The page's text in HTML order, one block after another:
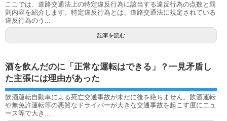
ここでは、道路交通法上の特定違反行為に該当する違反行為の点数と罰
則内容を紹介します。特定違反行為とは、道路交通法に規定されている
違反行為のう...
記事を読む
酒を飲んだのに「正常な運転はできる」？一見矛盾し
た主張には理由があった
飲酒運転自動車による死亡交通事故が未だに後を絶ちません。飲酒運転
や無免許運転等の悪質なドライバーが大きな交通事故を起こす度にニュ
ース等で大き...